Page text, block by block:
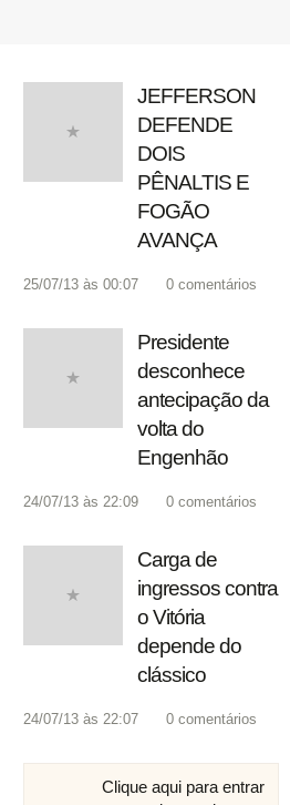
JEFFERSON
DEFENDE
DOIS
PÊNALTIS E
FOGÃO
AVANÇA
25/07/13 às 00:07 0 comentários
Presidente
desconhece
antecipação da
volta do
Engenhão
24/07/13 às 22:09 0 comentários
Carga de
ingressos contra
o Vitória
depende do
clássico
24/07/13 às 22:07 0 comentários
Clique aqui para entrar